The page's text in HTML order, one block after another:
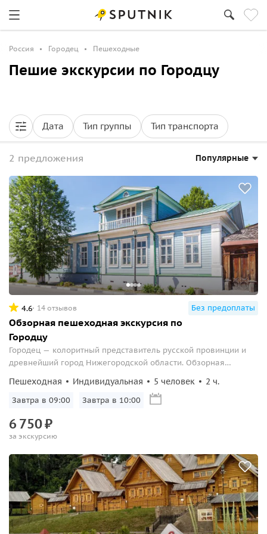
Россия Городец Пешеходные
Пешие экскурсии по Городцу
Дата Тип группы Тип транспорта
2 предложения Популярные
4.6 14 отзывов Без предоплаты
Обзорная пешеходная экскурсия по
Городцу
Городец — колоритный представитель русской провинции и
древнейший город Нижегородской области. Обзорная
настоящем.
Пешеходная Индивидуальная 5 человек 2 ч.
Завтра в 09:00 Завтра в 10:00
6 750₽
за экскурсию